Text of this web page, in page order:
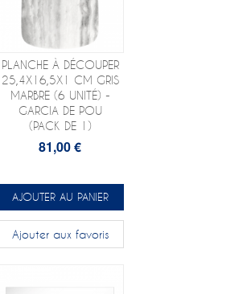
PLANCHE À DÉCOUPER
25,4X16,5X1 CM GRIS
MARBRE (6 UNITÉ) -
GARCIA DE POU
(PACK DE 1)
81,00 €
AJOUTER AU PANIER
Ajouter aux favoris